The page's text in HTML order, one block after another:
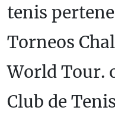
tenis
Torneos
World Tour.
Club de